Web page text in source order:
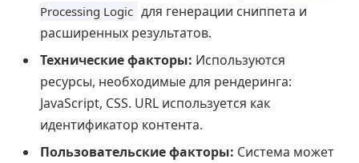
Processing Logic для генерации сниппета и
расширенных результатов.
Технические факторы: Используются
ресурсы, необходимые для рендеринга:
JavaScript, CSS. URL используется как
идентификатор контента.
Пользовательские факторы: Система может